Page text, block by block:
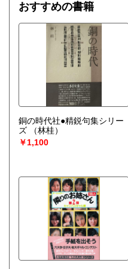
おすすめの書籍
銅の時代社●精鋭句集シリー
ズ
（林桂）
￥1,100